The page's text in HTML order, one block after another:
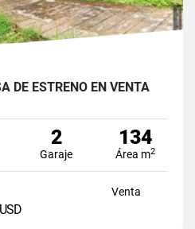
DE ESTRENO EN VENTA
2
Garaje
134
Área m2
Venta
USD